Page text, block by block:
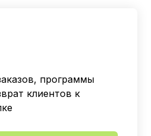
программы
клиентов к